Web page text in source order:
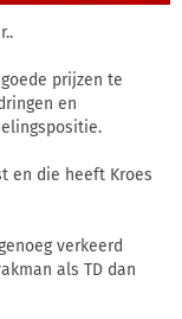
prijzen te
en
en die heeft Kroes
verkeerd
als TD dan